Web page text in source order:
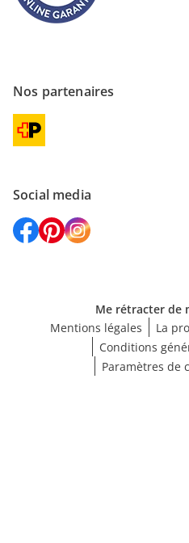
Nos partenaires
Social media
Me rétracter de
Mentions légales
La
Conditions
Paramètres de